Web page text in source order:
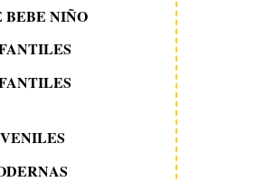
BEBE NIÑO